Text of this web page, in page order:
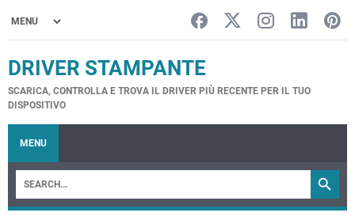
DRIVER STAMPANTE
SCARICA, CONTROLLA E TROVA IL DRIVER PIÙ RECENTE PER IL TUO
DISPOSITIVO
MENU